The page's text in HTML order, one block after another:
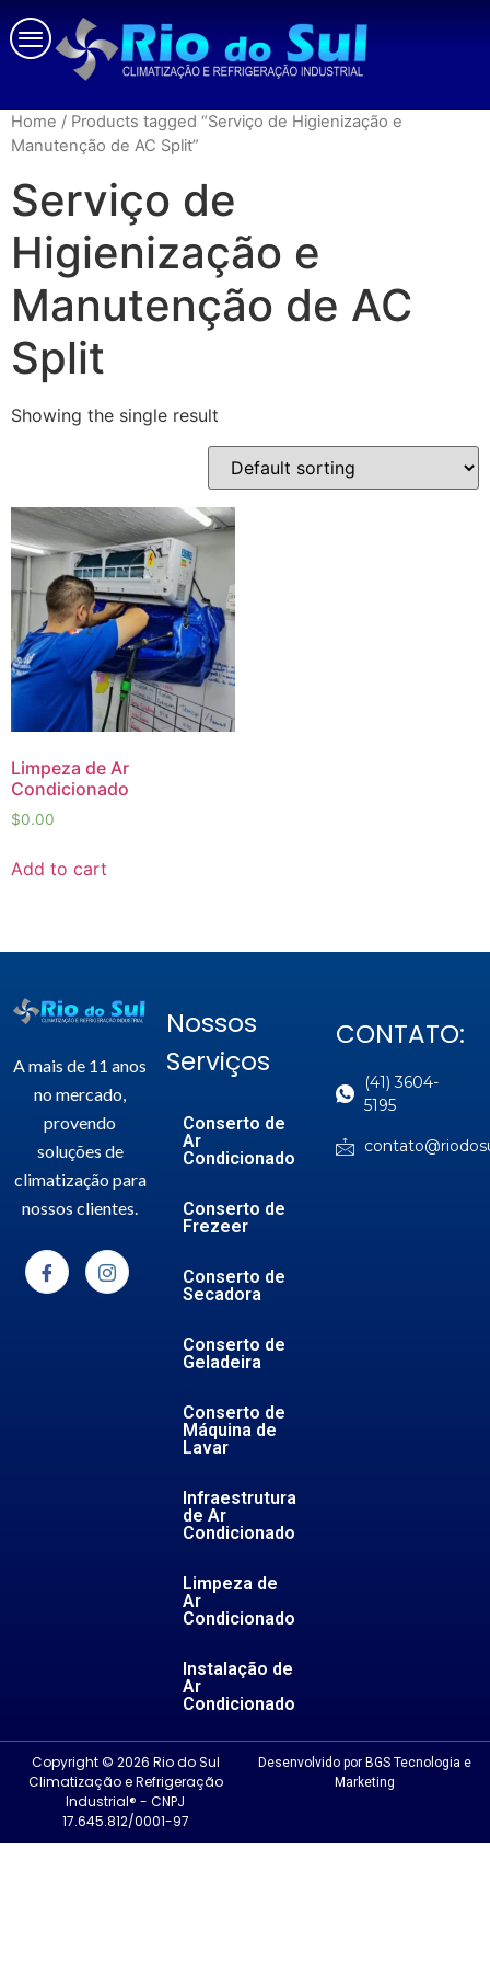
Home / Products tagged “Serviço de Higienização e
Manutenção de AC Split”
Serviço de
Higienização e
Manutenção de AC
Split
Showing the single result
Limpeza de Ar
Condicionado
$0.00
Add to cart
A mais de 11 anos
no mercado,
provendo
soluções de
climatização para
nossos clientes.
Nossos
Serviços
Conserto de
Ar
Condicionado
Conserto de
Frezeer
Conserto de
Secadora
Conserto de
Geladeira
Conserto de
Máquina de
Lavar
Infraestrutura
de Ar
Condicionado
Limpeza de
Ar
Condicionado
Instalação de
Ar
Condicionado
CONTATO:
(41) 3604-
5195
Copyright © 2026 Rio do Sul
Climatização e Refrigeração
Industrial® - CNPJ
17.645.812/0001-97
Desenvolvido por BGS Tecnologia e
Marketing